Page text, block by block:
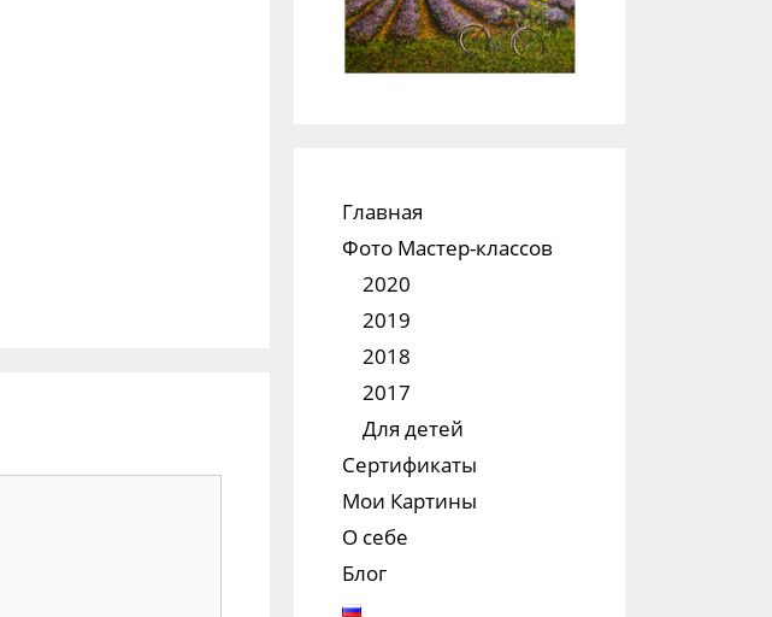
Главная
Фото Мастер-классов
2020
2019
2018
2017
Для детей
Сертификаты
Мои Картины
О себе
Блог